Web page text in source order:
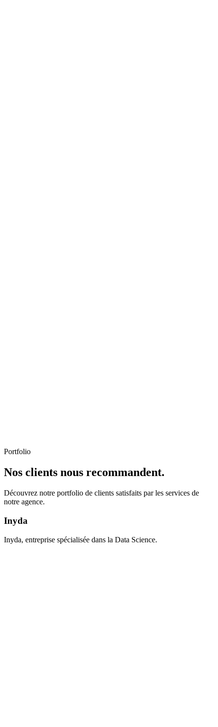
Portfolio
Nos clients nous recommandent.
Découvrez notre portfolio de clients satisfaits par les services de
notre agence.
Inyda
Inyda, entreprise spécialisée dans la Data Science.